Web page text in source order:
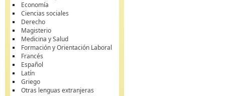
Economía
Ciencias sociales
Derecho
Magisterio
Medicina y Salud
Formación y Orientación Laboral
Francés
Español
Latín
Griego
Otras lenguas extranjeras